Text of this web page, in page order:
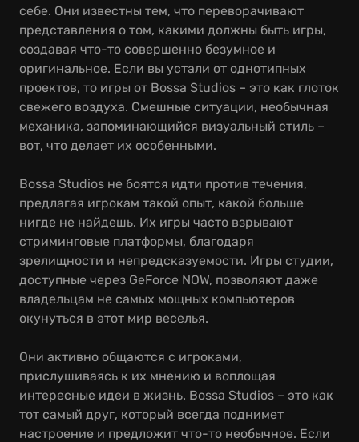
себе. Они известны тем, что переворачивают
представления о том, какими должны быть игры,
создавая что-то совершенно безумное и
оригинальное. Если вы устали от однотипных
проектов, то игры от Bossa Studios – это как глоток
свежего воздуха. Смешные ситуации, необычная
механика, запоминающийся визуальный стиль –
вот, что делает их особенными.
Bossa Studios не боятся идти против течения,
предлагая игрокам такой опыт, какой больше
нигде не найдешь. Их игры часто взрывают
стриминговые платформы, благодаря
зрелищности и непредсказуемости. Игры студии,
доступные через GeForce NOW, позволяют даже
владельцам не самых мощных компьютеров
окунуться в этот мир веселья.
Они активно общаются с игроками,
прислушиваясь к их мнению и воплощая
интересные идеи в жизнь. Bossa Studios – это как
тот самый друг, который всегда поднимет
настроение и предложит что-то необычное. Если